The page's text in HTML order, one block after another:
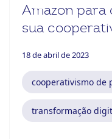
Amazon para
sua
18 de abril de 2023
cooperativismo de
transformação